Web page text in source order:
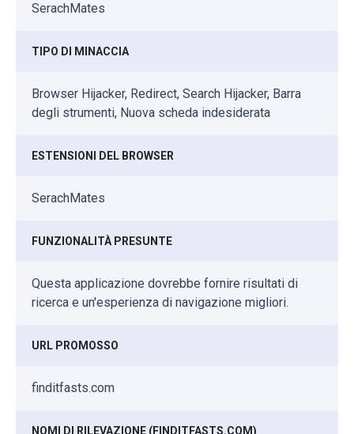
SerachMates
TIPO DI MINACCIA
Browser Hijacker, Redirect, Search Hijacker, Barra
degli strumenti, Nuova scheda indesiderata
ESTENSIONI DEL BROWSER
SerachMates
FUNZIONALITÀ PRESUNTE
Questa applicazione dovrebbe fornire risultati di
ricerca e un'esperienza di navigazione migliori.
URL PROMOSSO
finditfasts.com
NOMI DI RILEVAZIONE (FINDITFASTS.COM)